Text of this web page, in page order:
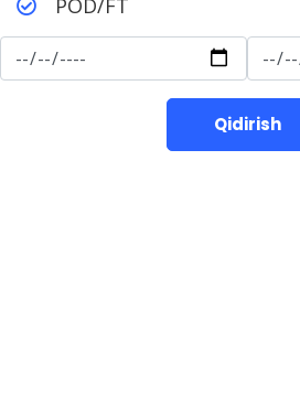
Qidirish